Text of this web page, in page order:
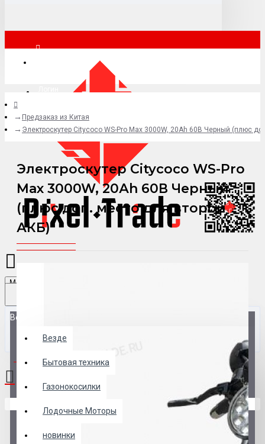
+7 (495) 015-41-41
Menu
Везде
Везде
Бытовая техника
Газонокосилки
Лодочные Моторы
новинки
0 товар(ов) - 0 р.
Предзаказ из Китая
Электроскутер Citycoco WS-Pro Max 3000W, 20Аh 60В Черный (плюс
Электроскутер Citycoco WS-Pro
Max 3000W, 20Аh 60В Черный
(плюс доп. место для второй
АКБ)